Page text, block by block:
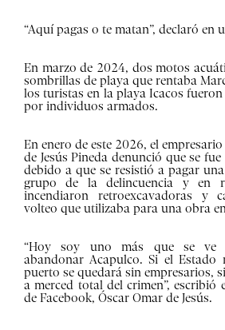
“Aquí pagas o te matan”, declaró en
En marzo de 2024, dos motos
sombrillas de playa que rentaba
los turistas en la playa Icacos fueron
por individuos armados.
En enero de este 2026, el
de Jesús Pineda denunció que se fue
debido a que se resistió a pagar
grupo de la delincuencia y en
incendiaron retroexcavadoras y
volteo que utilizaba para una obra
“Hoy soy uno más que se ve
abandonar Acapulco. Si el Estado
puerto se quedará sin empresarios,
a merced total del crimen”, escribió
de Facebook, Óscar Omar de Jesús.